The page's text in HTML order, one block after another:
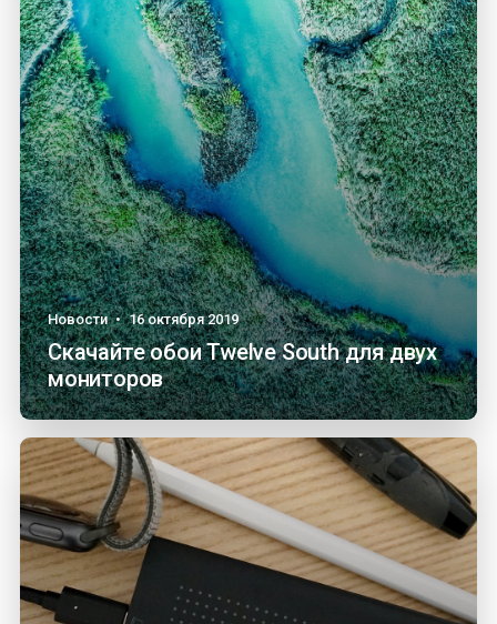
Новости • 16 октября 2019
Скачайте обои Twelve South для двух
мониторов